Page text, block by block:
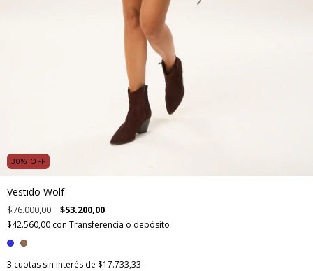
30% OFF
Vestido Wolf
$76.000,00 $53.200,00
$42.560,00 con Transferencia o depósito
3 cuotas sin interés de $17.733,33